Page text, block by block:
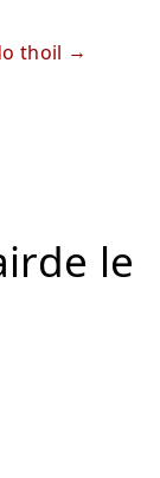
thoil
le